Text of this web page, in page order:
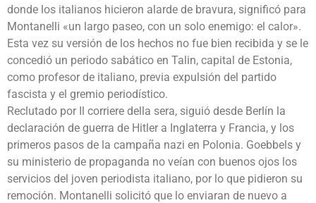
donde los italianos hicieron alarde de bravura, significó para
Montanelli «un largo paseo, con un solo enemigo: el calor».
Esta vez su versión de los hechos no fue bien recibida y se le
concedió un periodo sabático en Talin, capital de Estonia,
como profesor de italiano, previa expulsión del partido
fascista y el gremio periodístico.
Reclutado por Il corriere della sera, siguió desde Berlín la
declaración de guerra de Hitler a Inglaterra y Francia, y los
primeros pasos de la campaña nazi en Polonia. Goebbels y
su ministerio de propaganda no veían con buenos ojos los
servicios del joven periodista italiano, por lo que pidieron su
remoción. Montanelli solicitó que lo enviaran de nuevo a